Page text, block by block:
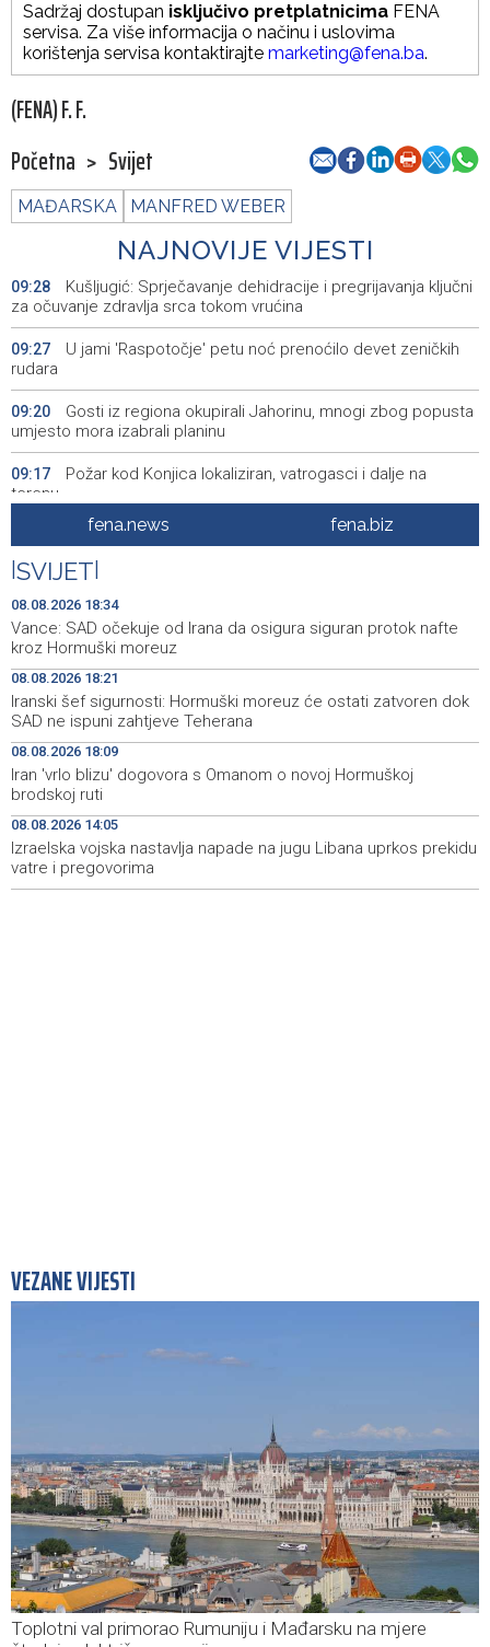
Sadržaj dostupan isključivo pretplatnicima FENA
servisa. Za više informacija o načinu i uslovima
korištenja servisa kontaktirajte marketing@fena.ba.
(FENA) F. F.
Početna > Svijet
MAĐARSKA MANFRED WEBER
NAJNOVIJE VIJESTI
09:28
Kušljugić: Sprječavanje dehidracije i pregrijavanja ključni
za očuvanje zdravlja srca tokom vrućina
09:27
U jami 'Raspotočje' petu noć prenoćilo devet zeničkih
rudara
09:20
Gosti iz regiona okupirali Jahorinu, mnogi zbog popusta
umjesto mora izabrali planinu
09:17
Požar kod Konjica lokaliziran, vatrogasci i dalje na
terenu
U Stupama održan prvi „Gastro Livno“: Više od 20 jela
predstavilo raznolikost livanjske gastronomije
09:05 Pretežno sunčano jutro u BiH, u Mostaru 29 stepeni
09:01
Od ranih jutarnjih sati duge kolone putničkih vozila na
09:00
Blidinje sve privlačnije ljetno odredište, turizam raste uz
izazove očuvanja prirode
08:55 Najave događaja za 9. 8. 2026. godine (nedjelja)
Nova slikovnica Anite Lovrić djecu kroz ilustracije uvodi
u radosna otajstva krunice
fena.news fena.biz
SVIJET
08.08.2026 18:34
Vance: SAD očekuje od Irana da osigura siguran protok nafte
kroz Hormuški moreuz
08.08.2026 18:21
Iranski šef sigurnosti: Hormuški moreuz će ostati zatvoren dok
SAD ne ispuni zahtjeve Teherana
08.08.2026 18:09
Iran 'vrlo blizu' dogovora s Omanom o novoj Hormuškoj
brodskoj ruti
08.08.2026 14:05
Izraelska vojska nastavlja napade na jugu Libana uprkos prekidu
vatre i pregovorima
VEZANE VIJESTI
Toplotni val primorao Rumuniju i Mađarsku na mjere